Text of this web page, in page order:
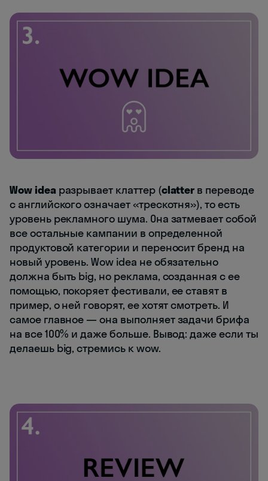
Wow idea разрывает клаттер (clatter в переводе
с английского означает «трескотня»), то есть
уровень рекламного шума. Она затмевает собой
все остальные кампании в определенной
продуктовой категории и переносит бренд на
новый уровень. Wow idea не обязательно
должна быть big, но реклама, созданная с ее
помощью, покоряет фестивали, ее ставят в
пример, о ней говорят, ее хотят смотреть. И
самое главное — она выполняет задачи брифа
на все 100% и даже больше. Вывод: даже если ты
делаешь big, стремись к wow.